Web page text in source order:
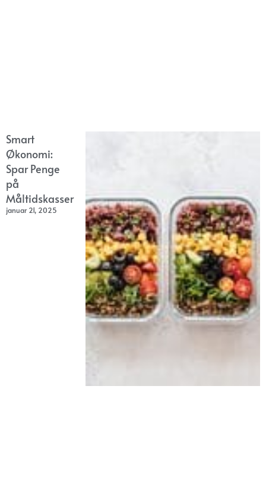
Smart
Økonomi:
Spar Penge
på
Måltidskasser
januar 21, 2025